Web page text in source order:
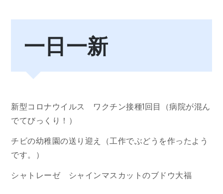
一日一新
新型コロナウイルス ワクチン接種1回目（病院が混ん
でてびっくり！）
チビの幼稚園の送り迎え（工作でぶどうを作ったよう
です。）
シャトレーゼ シャインマスカットのブドウ大福